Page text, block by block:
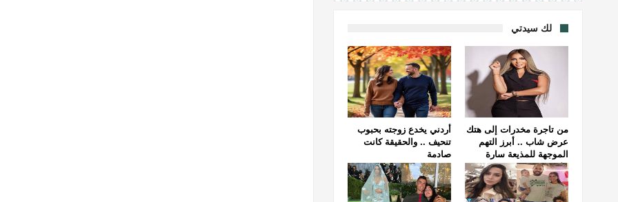
لك سيدتي
أردني يخدع زوجته بحبوب
تنحيف .. والحقيقة كانت
صادمة
من تاجرة مخدرات إلى هتك
عرض شاب .. أبرز التهم
الموجهة للمذيعة سارة
خليفة